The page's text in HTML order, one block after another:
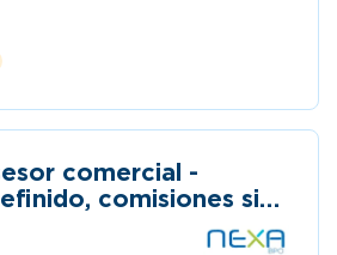
comercial -
comisiones sin